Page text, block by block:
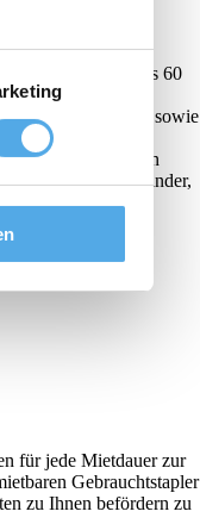
persönlichen
wir auf mehr als 60
einem
Anbaugeräte sowie
das sind die
langjährig, in den
als auch untereinander,
für jede Mietdauer zur
Gebrauchtstapler
zu Ihnen befördern zu